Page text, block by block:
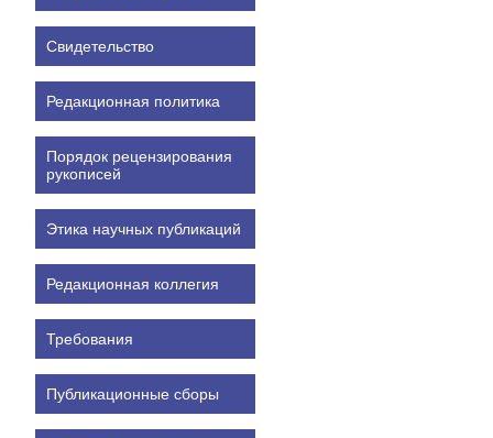
Свидетельство
Редакционная политика
Порядок рецензирования
рукописей
Этика научных публикаций
Редакционная коллегия
Требования
Публикационные сборы